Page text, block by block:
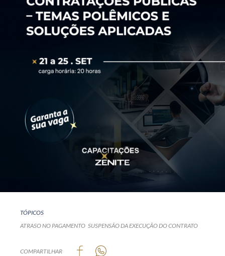
TÓPICOS
ATRASO NO PAGAMENTO SUSPENSÃO DA EXECUÇÃO DO CONTRATO
COMPARTILHAR